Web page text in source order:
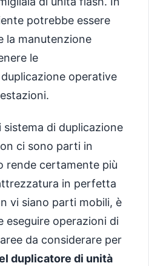
potrebbe essere
la manutenzione
le
operative
sistema di duplicazione
ci sono parti in
rende certamente più
in perfetta
vi siano parti mobili, è
eseguire operazioni di
da considerare per
duplicatore di unità